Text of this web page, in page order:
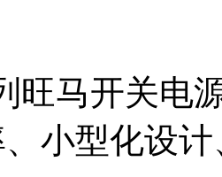
旺马开关电
小型化设